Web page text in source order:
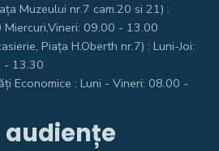
Muzeului nr.7 cam.20 si 21) :
09.00 - 13.00
Piața H.Oberth nr.7) : Luni-Joi:
- 13.30
Economice : Luni - Vineri: 08.00 -
audiențe